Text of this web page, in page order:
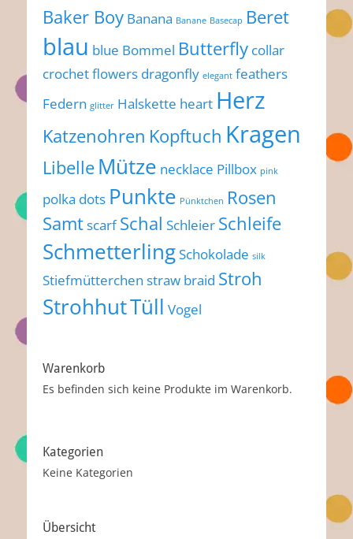
Baker Boy Banana Banane Basecap Beret
blau blue Bommel Butterfly collar
crochet flowers dragonfly elegant feathers
Federn glitter Halskette heart Herz
Katzenohren Kopftuch Kragen
Libelle Mütze necklace Pillbox pink
polka dots Punkte Pünktchen Rosen
Samtscarf Schal Schleier Schleife
SchmetterlingSchokolade silk
Stiefmütterchen straw braid Stroh
StrohhutTüll Vogel
Warenkorb
Es befinden sich keine Produkte im Warenkorb.
Kategorien
Keine Kategorien
Übersicht